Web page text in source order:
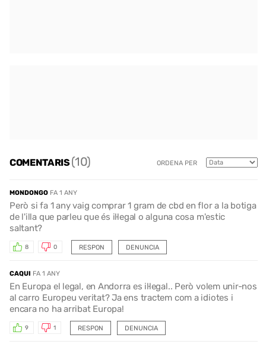
COMENTARIS(10) ORDENA PER
MONDONGO FA 1 ANY
Però si fa 1 any vaig comprar 1 gram de cbd en flor a la botiga
de l'illa que parleu que és il·legal o alguna cosa m'estic
saltant?
RESPON
8 0 DENUNCIA
CAQUI FA 1 ANY
En Europa el legal, en Andorra es il·legal.. Però volem unir-nos
al carro Europeu veritat? Ja ens tractem com a idiotes i
encara no ha arribat Europa!
RESPON
9 1 DENUNCIA